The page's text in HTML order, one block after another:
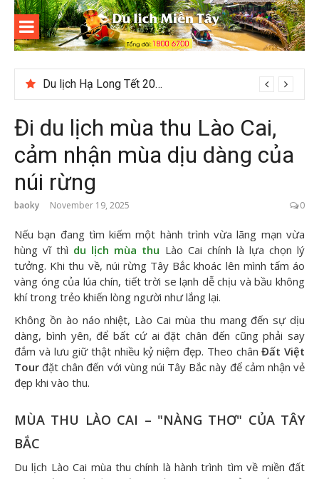
Skip
content
Du lịch
Miền Tây
Du lịch Hạ Long Tết 2026: Hành trình khám phá di sản nổi tiếng
Đi du lịch mùa thu Lào Cai,
cảm nhận mùa dịu dàng của
núi rừng
baoky November 19, 2025 0
Nếu bạn đang tìm kiếm một hành trình vừa lãng mạn vừa
hùng vĩ thì du lịch mùa thu Lào Cai chính là lựa chọn lý
tưởng. Khi thu về, núi rừng Tây Bắc khoác lên mình tấm áo
vàng óng của lúa chín, tiết trời se lạnh dễ chịu và bầu không
khí trong trẻo khiến lòng người như lắng lại.
Không ồn ào náo nhiệt, Lào Cai mùa thu mang đến sự dịu
dàng, bình yên, để bất cứ ai đặt chân đến cũng phải say
đắm và lưu giữ thật nhiều kỷ niệm đẹp. Theo chân Đất Việt
Tour đặt chân đến với vùng núi Tây Bắc này để cảm nhận vẻ
đẹp khi vào thu.
MÙA THU LÀO CAI – "NÀNG THƠ" CỦA TÂY
BẮC
Du lịch Lào Cai mùa thu chính là hành trình tìm về miền đất